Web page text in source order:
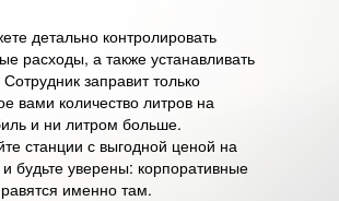
детально контролировать
расходы, а также устанавливать
заправит только
вами количество литров на
и ни литром больше.
станции с выгодной ценой на
будьте уверены: корпоративные
именно там.